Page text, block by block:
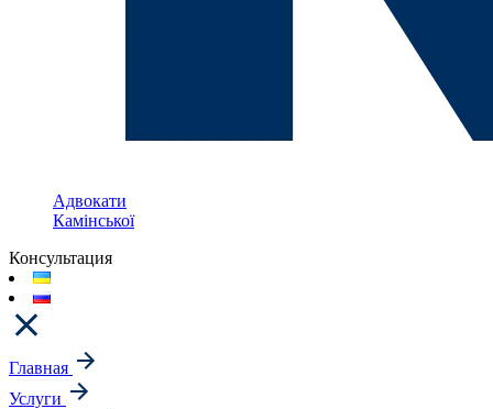
Адвокати
Камінської
Консультация
Главная
Услуги